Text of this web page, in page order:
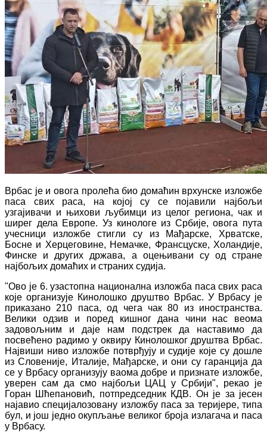
Врбас је и овога пролећа био домаћин врхунске изложбе
паса свих раса, на којој су се појавили најбољи
узгајивачи и њихови љубимци из целог региона, чак и
ширег дела Европе. Уз кинологе из Србије, овога пута
учесници изложбе стигли су из Мађарске, Хрватске,
Босне и Херцеговине, Немачке, Франсцуске, Холандије,
Финске и других држава, а оцењивани су од стране
најбољих домаћих и страних судија.
"Ово је 6. узастопна национална изложба паса свих раса
које организује Кинолошко друштво Врбас. У Врбасу је
приказано 210 паса, од чега чак 80 из иностранства.
Велики одзив и поред кишног дана чини нас веома
задовољним и даје нам подстрек да наставимо да
посвећено радимо у оквиру Кинолошког друштва Врбас.
Највиши ниво изложбе потврђују и судије које су дошле
из Словеније, Италије, Мађарске, и они су гаранција да
се у Врбасу организују ваома добре и признате изложбе,
уверен сам да смо најбољи ЦАЦ у Србији", рекао је
Горан Шћепановић, потпредседник КДВ. Он је за јесен
најавио специјалозовану изложбу паса за теријере, типа
бул, и још једно окупљање великог броја излагача и паса
у Врбасу.